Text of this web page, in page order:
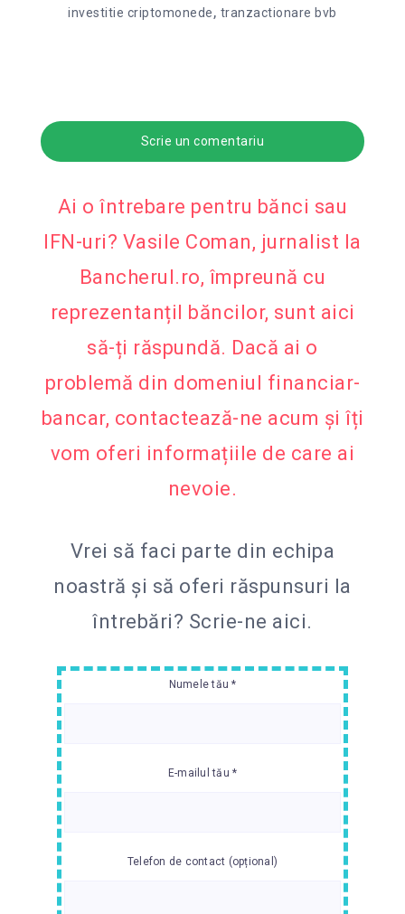
investitie criptomonede, tranzactionare bvb
Scrie un comentariu
Ai o întrebare pentru bănci sau
IFN-uri? Vasile Coman, jurnalist la
Bancherul.ro, împreună cu
reprezentanțiI băncilor, sunt aici
să-ți răspundă. Dacă ai o
problemă din domeniul financiar-
bancar, contactează-ne acum și îți
vom oferi informațiile de care ai
nevoie.
Vrei să faci parte din echipa
noastră și să oferi răspunsuri la
întrebări? Scrie-ne aici.
Numele tău *
E-mailul tău *
Telefon de contact (opțional)